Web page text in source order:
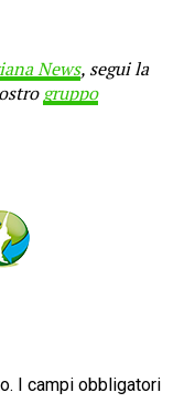
News, segui la
gruppo
I campi obbligatori